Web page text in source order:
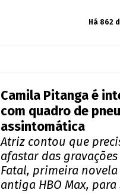
Há 862
Camila Pitanga é
com quadro de
assintomática
Atriz contou que
afastar das gravações
Fatal, primeira novela
antiga HBO Max,